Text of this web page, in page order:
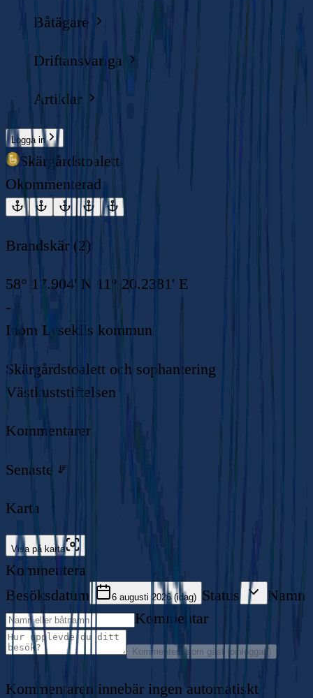
Båtägare
Driftansvariga
Artiklar
Logga in
Skärgårdstoalett
Okommenterad
Brandskär (2)
58° 17.904' N 11° 20.2381' E
-
Inom Lysekils kommun
Skärgårdstoalett och sophantering
Västkuststiftelsen
Kommentarer
Senaste
Karta
Visa på karta
Kommentera
Besöksdatum
6 augusti 2026 (idag) Status
Namn
Kommentar
Kommentera som gäst (oinloggad)
Kommentaren innebär ingen automatiskt